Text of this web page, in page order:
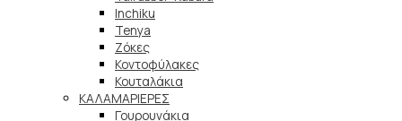
Inchiku
Tenya
Ζόκες
Κοντοφύλακες
Κουταλάκια
ΚΑΛΑΜΑΡΙΕΡΕΣ
Γουρουνάκια